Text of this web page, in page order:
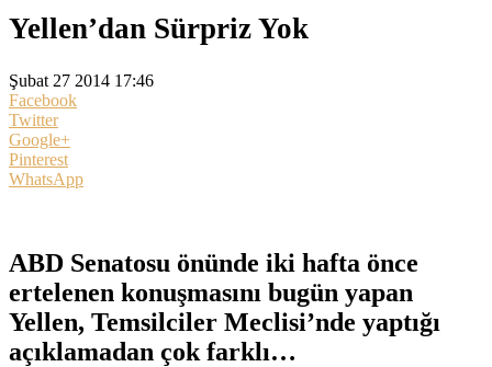
Yellen’dan Sürpriz Yok
Şubat 27 2014 17:46
Facebook
Twitter
Google+
Pinterest
WhatsApp
ABD Senatosu önünde iki hafta önce
ertelenen konuşmasını bugün yapan
Yellen, Temsilciler Meclisi’nde yaptığı
açıklamadan çok farklı…